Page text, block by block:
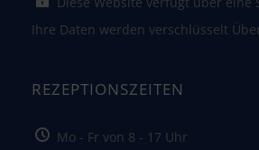
Ihre Daten werden verschlüsselt
REZEPTIONSZEITEN
Mo - Fr von 8 - 17 Uhr